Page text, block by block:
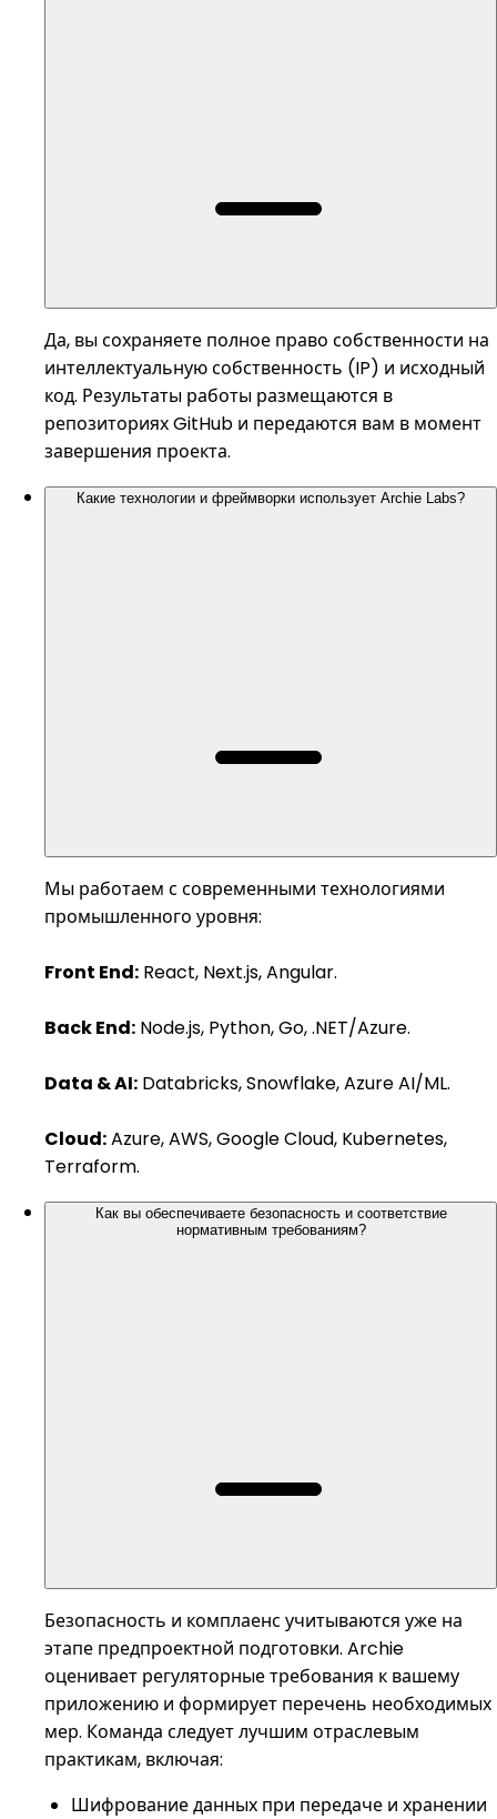
Да, вы сохраняете полное право собственности на
интеллектуальную собственность (IP) и исходный
код. Результаты работы размещаются в
репозиториях GitHub и передаются вам в момент
завершения проекта.
Какие технологии и фреймворки использует Archie Labs?
Мы работаем с современными технологиями
промышленного уровня:
Front End: React, Next.js, Angular.
Back End: Node.js, Python, Go, .NET/Azure.
Data & AI: Databricks, Snowflake, Azure AI/ML.
Cloud:Azure, AWS, Google Cloud, Kubernetes,
Terraform.
Как вы обеспечиваете безопасность и соответствие
нормативным требованиям?
Безопасность и комплаенс учитываются уже на
этапе предпроектной подготовки. Archie
оценивает регуляторные требования к вашему
приложению и формирует перечень необходимых
мер. Команда следует лучшим отраслевым
практикам, включая:
Шифрование данных при передаче и хранении